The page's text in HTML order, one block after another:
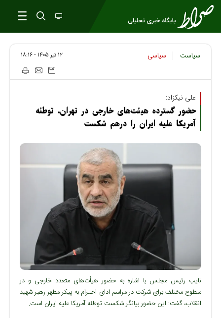
سیاست سیاسی ۱۲ تير ۱۴۰۵ - ۱۸:۱۶
علی نیکزاد:
حضور گسترده هیئت‌های خارجی در تهران، توطئه
آمریکا علیه ایران را درهم شکست
نایب رئیس مجلس با اشاره به حضور هیأت‌های متعدد خارجی و در
سطوح مختلف برای شرکت در مراسم ادای احترام به پیکر مطهر رهبر شهید
انقلاب، گفت: این حضور بیانگر شکست توطئه آمریکا علیه ایران است.